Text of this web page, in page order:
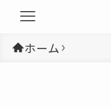
ホーム